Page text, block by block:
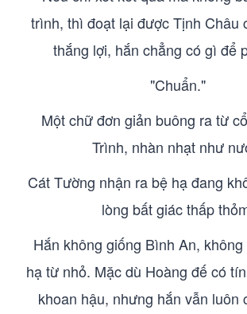
trình, thì đoạt lại được Tịnh Châu
thắng lợi, hắn chẳng có gì để
"Chuẩn."
Một chữ đơn giản buông ra từ
Trình, nhàn nhạt như
Cát Tường nhận ra bệ hạ đang
lòng bất giác thấp
Hắn không giống Bình An,
hạ từ nhỏ. Mặc dù Hoàng đế có
khoan hậu, nhưng hắn vẫn luôn